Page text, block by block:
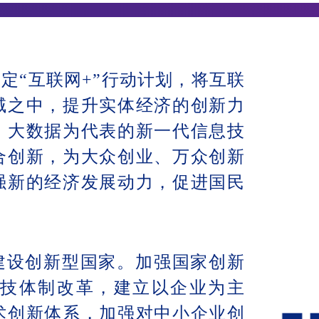
“互联网+”行动计划，将互联
中，提升实体经济的创新力
数据为代表的新一代信息技
新，为大众创业、万众创新
的经济发展动力，促进国民
创新型国家。加强国家创新
体制改革，建立以企业为主
新体系，加强对中小企业创